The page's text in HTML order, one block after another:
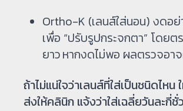
Ortho-K (เลนส์ใส่นอน) งดอ
เพื่อ “ปรับรูปกระจกตา” โดย
ยาว หากงดไม่พอ ผลตรวจอ
ถ้าไม่แน่ใจว่าเลนส์ที่ใส่เป็นชนิดไห
ส่งให้คลินิก แจ้งว่าใส่เฉลี่ยวันละกี่